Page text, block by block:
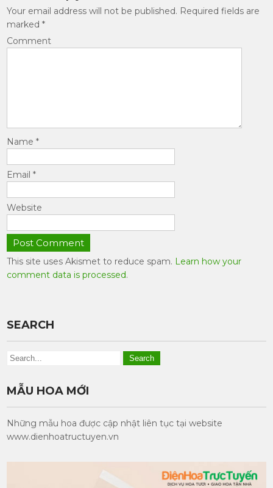
Your email address will not be published. Required fields are
marked*
Comment
Name*
Email*
Website
This site uses Akismet to reduce spam. Learn how your
comment data is processed.
SEARCH
MẪU HOA MỚI
Những mẫu hoa được cập nhật liên tục tại website
www.dienhoatructuyen.vn